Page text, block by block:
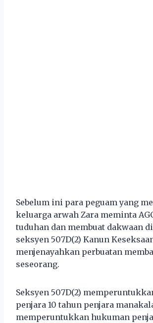
Sebelum ini para peguam yang
keluarga arwah Zara meminta
tuduhan dan membuat dakwaan
seksyen 507D(2) Kanun
menjenayahkan perbuatan
seseorang.
Seksyen 507D(2)
penjara 10 tahun penjara
memperuntukkan hukuman